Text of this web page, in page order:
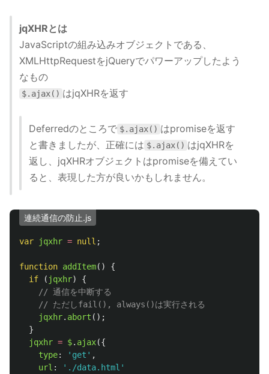
jqXHRとは
JavaScriptの組み込みオブジェクトである、
XMLHttpRequestをjQueryでパワーアップしたよう
なもの
$.ajax() はjqXHRを返す
Deferredのところで $.ajax() はpromiseを返す
と書きましたが、正確には $.ajax() はjqXHRを
返し、jqXHRオブジェクトはpromiseを備えてい
ると、表現した方が良いかもしれません。
連続通信の防止.js
var jqxhr = null ;
function addItem()
{
if
( jqxhr)
{
// 通信を中断する
// ただしfail(), always()は実行される
jqxhr. abort ();
}
jqxhr = $. ajax({
type: ' get ' ,
url : ' ./data.html '